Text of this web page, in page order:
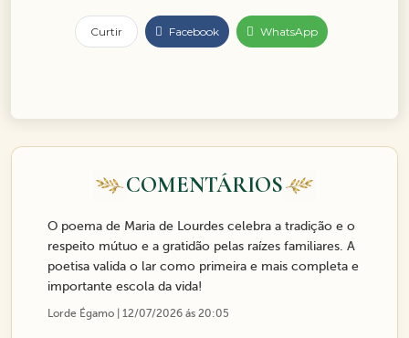
Curtir Facebook WhatsApp
COMENTÁRIOS
O poema de Maria de Lourdes celebra a tradição e o
respeito mútuo e a gratidão pelas raízes familiares. A
poetisa valida o lar como primeira e mais completa e
importante escola da vida!
Lorde Égamo | 12/07/2026 ás 20:05